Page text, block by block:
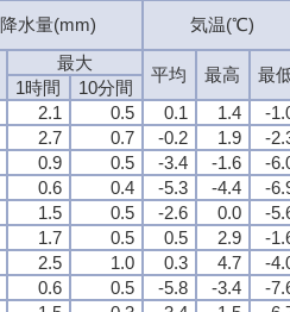
降水量(mm) 気温(℃)
最大
平均 最高 最
1時間
10分間
2.1 0.5 0.1 1.4
-
2.7 0.7 -0.2 1.9
-
0.9 0.5 -3.4 -1.6
-
0.6 0.4 -5.3 -4.4
-
1.5 0.5 -2.6 0.0
-
1.7 0.5 0.5 2.9
-
2.5 1.0 0.3 4.7
-
0.6 0.5 -5.8 -3.4
-